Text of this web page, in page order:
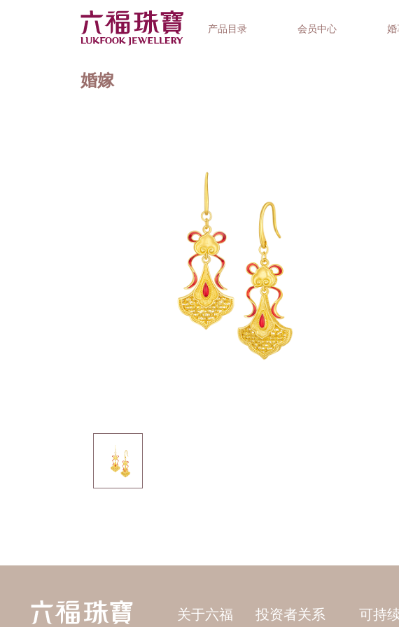
产品目录 会员中心 婚
婚嫁
关于六福 投资者关系 可持